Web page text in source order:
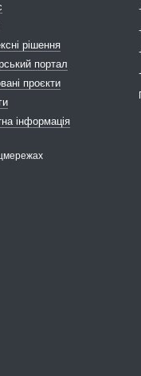
рішення
портал
проєкти
інформація